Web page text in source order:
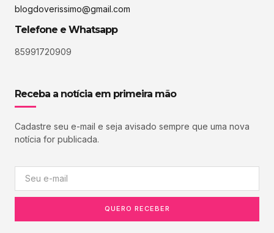
blogdoverissimo@gmail.com
Telefone e Whatsapp
85991720909
Receba a notícia em primeira mão
Cadastre seu e-mail e seja avisado sempre que uma nova
notícia for publicada.
QUERO RECEBER